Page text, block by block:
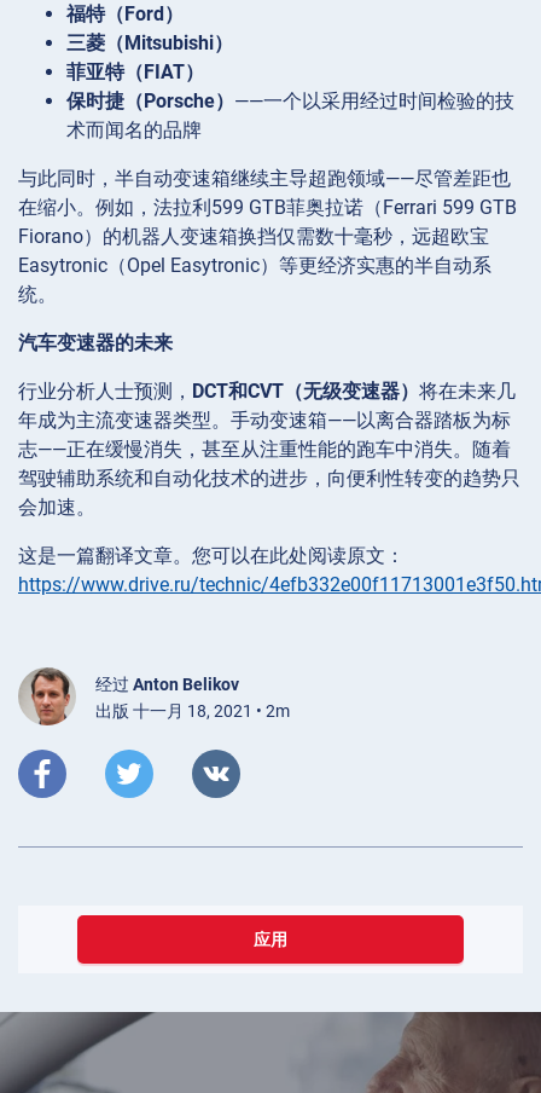
福特（Ford）
三菱（Mitsubishi）
菲亚特（FIAT）
保时捷（Porsche） ——一个以采用经过时间检验的技
术而闻名的品牌
与此同时，半自动变速箱继续主导超跑领域——尽管差距也
在缩小。例如，法拉利599 GTB菲奥拉诺（Ferrari 599 GTB
Fiorano）的机器人变速箱换挡仅需数十毫秒，远超欧宝
Easytronic（Opel Easytronic）等更经济实惠的半自动系
统。
汽车变速器的未来
行业分析人士预测， DCT和CVT（无级变速器） 将在未来几
年成为主流变速器类型。手动变速箱——以离合器踏板为标
志——正在缓慢消失，甚至从注重性能的跑车中消失。随着
驾驶辅助系统和自动化技术的进步，向便利性转变的趋势只
会加速。
这是一篇翻译文章。您可以在此处阅读原文：
https://www.drive.ru/technic/
经过 Anton Belikov
出版 十一月 18, 2021 • 2m
应用